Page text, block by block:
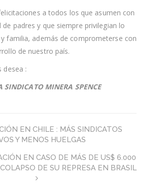
a todos los que asumen con
padres y que siempre privilegian lo
familia, además de comprometerse con
de nuestro país.
desea :
SINDICATO MINERA SPENCE
EN CHILE : MÁS SINDICATOS
Y MENOS HUELGAS
EN CASO DE MÁS DE US$ 6.000
DE SU REPRESA EN BRASIL